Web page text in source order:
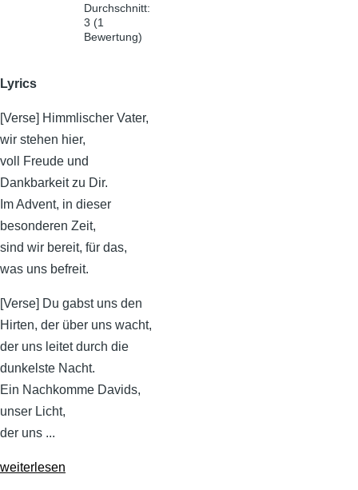
Durchschnitt:
3 (1
Bewertung)
Lyrics
[Verse] Himmlischer Vater,
wir stehen hier,
voll Freude und
Dankbarkeit zu Dir.
Im Advent, in dieser
besonderen Zeit,
sind wir bereit, für das,
was uns befreit.
[Verse] Du gabst uns den
Hirten, der über uns wacht,
der uns leitet durch die
dunkelste Nacht.
Ein Nachkomme Davids,
unser Licht,
der uns ...
weiterlesen